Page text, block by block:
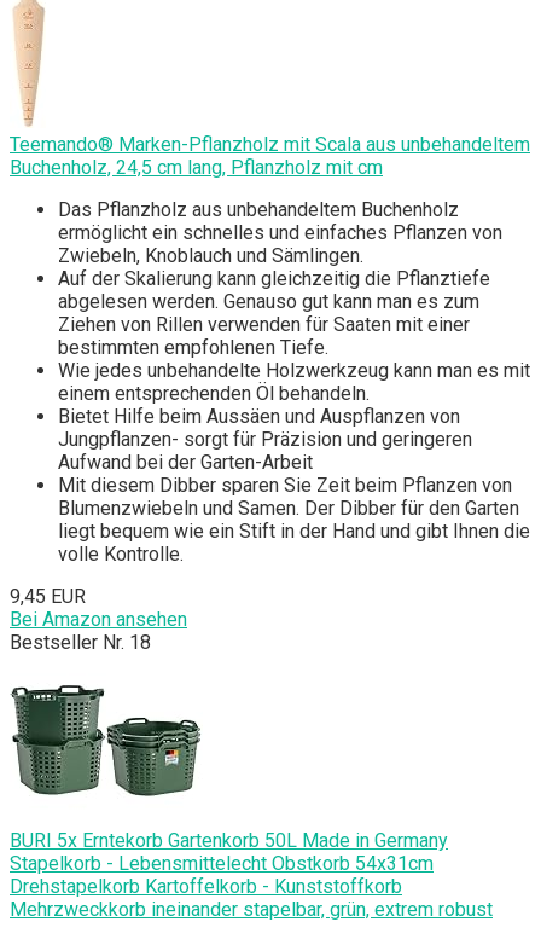
Teemando® Marken-Pflanzholz mit Scala aus unbehandeltem
Buchenholz, 24,5 cm lang, Pflanzholz mit cm
Das Pflanzholz aus unbehandeltem Buchenholz
ermöglicht ein schnelles und einfaches Pflanzen von
Zwiebeln, Knoblauch und Sämlingen.
Auf der Skalierung kann gleichzeitig die Pflanztiefe
abgelesen werden. Genauso gut kann man es zum
Ziehen von Rillen verwenden für Saaten mit einer
bestimmten empfohlenen Tiefe.
Wie jedes unbehandelte Holzwerkzeug kann man es mit
einem entsprechenden Öl behandeln.
Bietet Hilfe beim Aussäen und Auspflanzen von
Jungpflanzen- sorgt für Präzision und geringeren
Aufwand bei der Garten-Arbeit
Mit diesem Dibber sparen Sie Zeit beim Pflanzen von
Blumenzwiebeln und Samen. Der Dibber für den Garten
liegt bequem wie ein Stift in der Hand und gibt Ihnen die
volle Kontrolle.
9,45 EUR
Bei Amazon ansehen
Bestseller Nr. 18
BURI 5x Erntekorb Gartenkorb 50L Made in Germany
Stapelkorb - Lebensmittelecht Obstkorb 54x31cm
Drehstapelkorb Kartoffelkorb - Kunststoffkorb
Mehrzweckkorb ineinander stapelbar, grün, extrem robust